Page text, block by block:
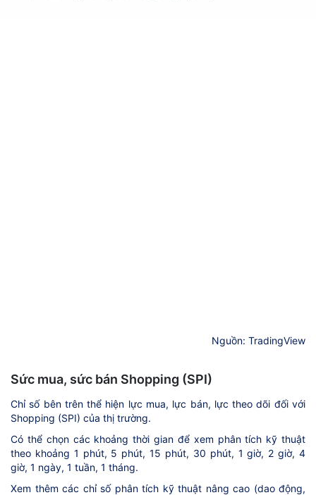
Nguồn: TradingView
Sức mua, sức bán Shopping (SPI)
Chỉ số bên trên thể hiện lực mua, lực bán, lực theo dõi đối với
Shopping (SPI) của thị trường.
Có thể chọn các khoảng thời gian để xem phân tích kỹ thuật
theo khoảng 1 phút, 5 phút, 15 phút, 30 phút, 1 giờ, 2 giờ, 4
giờ, 1 ngày, 1 tuần, 1 tháng.
Xem thêm các chỉ số phân tích kỹ thuật nâng cao (dao động,